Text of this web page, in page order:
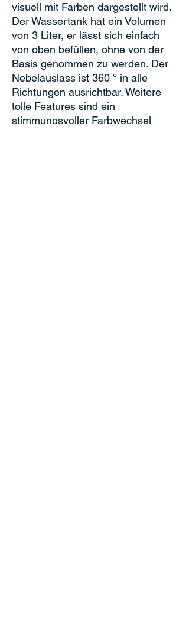
visuell mit Farben dargestellt wird.
Der Wassertank hat ein Volumen
von 3 Liter, er lässt sich einfach
von oben befüllen, ohne von der
Basis genommen zu werden. Der
Nebelauslass ist 360 ° in alle
Richtungen ausrichtbar. Weitere
tolle Features sind ein
stimmungsvoller Farbwechsel